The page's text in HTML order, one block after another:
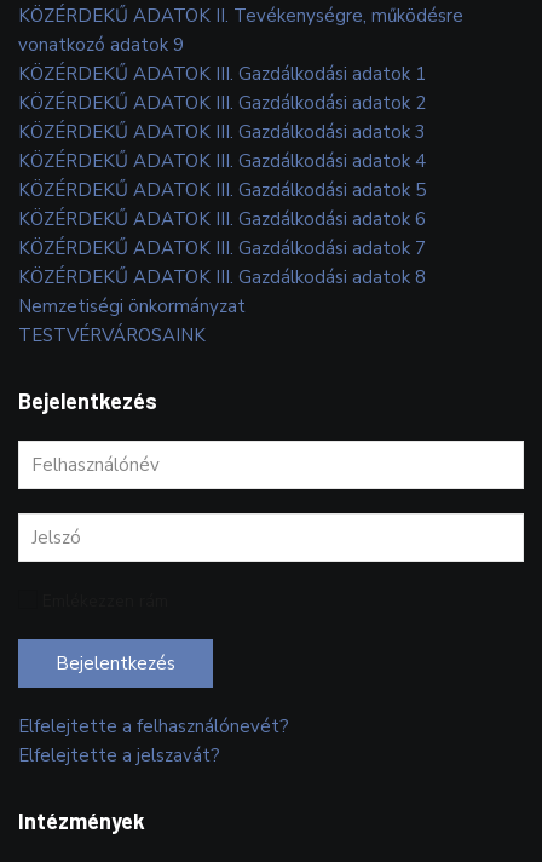
KÖZÉRDEKŰ ADATOK II. Tevékenységre, működésre
vonatkozó adatok 9
KÖZÉRDEKŰ ADATOK III. Gazdálkodási adatok 1
KÖZÉRDEKŰ ADATOK III. Gazdálkodási adatok 2
KÖZÉRDEKŰ ADATOK III. Gazdálkodási adatok 3
KÖZÉRDEKŰ ADATOK III. Gazdálkodási adatok 4
KÖZÉRDEKŰ ADATOK III. Gazdálkodási adatok 5
KÖZÉRDEKŰ ADATOK III. Gazdálkodási adatok 6
KÖZÉRDEKŰ ADATOK III. Gazdálkodási adatok 7
KÖZÉRDEKŰ ADATOK III. Gazdálkodási adatok 8
Nemzetiségi önkormányzat
TESTVÉRVÁROSAINK
Bejelentkezés
Bejelentkezés
Elfelejtette a felhasználónevét?
Elfelejtette a jelszavát?
Intézmények